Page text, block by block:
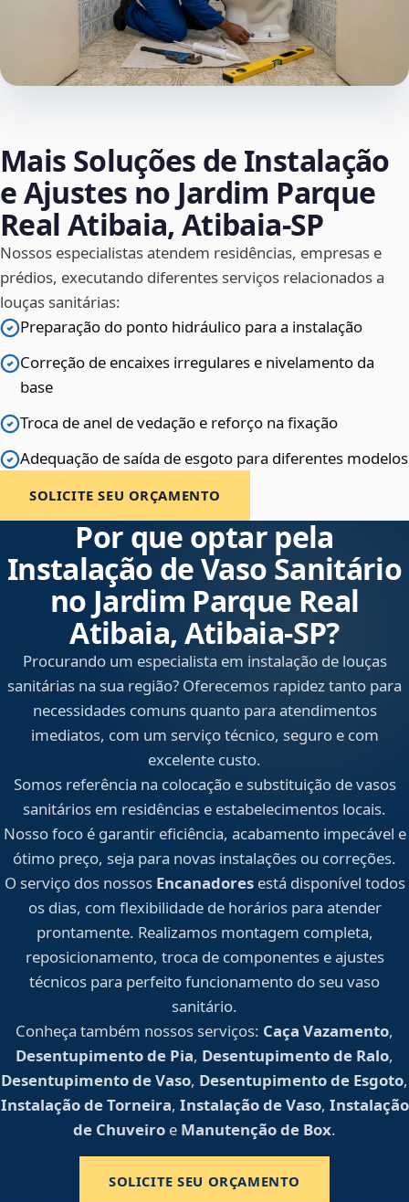
Mais Soluções de Instalação
e Ajustes no Jardim Parque
Real Atibaia, Atibaia‑SP
Nossos especialistas atendem residências, empresas e
prédios, executando diferentes serviços relacionados a
louças sanitárias:
Preparação do ponto hidráulico para a instalação
Correção de encaixes irregulares e nivelamento da
base
Troca de anel de vedação e reforço na fixação
Adequação de saída de esgoto para diferentes modelos
SOLICITE SEU ORÇAMENTO
Por que optar pela
Instalação de Vaso Sanitário
no Jardim Parque Real
Atibaia, Atibaia‑SP?
Procurando um especialista em instalação de louças
sanitárias na sua região? Oferecemos rapidez tanto para
necessidades comuns quanto para atendimentos
imediatos, com um serviço técnico, seguro e com
excelente custo.
Somos referência na colocação e substituição de vasos
sanitários em residências e estabelecimentos locais.
Nosso foco é garantir eficiência, acabamento impecável e
ótimo preço, seja para novas instalações ou correções.
O serviço dos nossos Encanadoresestá disponível todos
os dias, com flexibilidade de horários para atender
prontamente. Realizamos montagem completa,
reposicionamento, troca de componentes e ajustes
técnicos para perfeito funcionamento do seu vaso
sanitário.
Conheça também nossos serviços: Caça Vazamento,
Desentupimento de Pia, Desentupimento de Ralo,
Desentupimento de Vaso, Desentupimento de Esgoto,
Instalação de Torneira, Instalação de Vaso, Instalação
de Chuveiro e Manutenção de Box.
SOLICITE SEU ORÇAMENTO